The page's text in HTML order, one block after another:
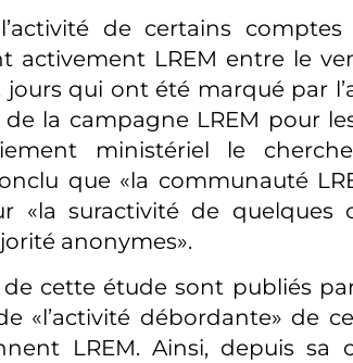
de certains
activement LREM entre le
jours qui ont été marqué par
la campagne LREM pour
ministériel le
que «la communauté
«la suractivité de quelques
anonymes».
de cette étude sont publiés
«l’activité débordante» de
LREM. Ainsi, depuis sa